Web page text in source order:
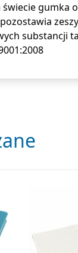
gumka
substancji